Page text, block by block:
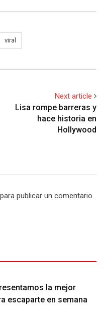
viral
Next article
Lisa rompe barreras y
hace historia en
Hollywood
para publicar un comentario.
la mejor
escaparte en semana